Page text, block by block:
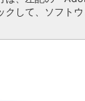
クして、ソフト